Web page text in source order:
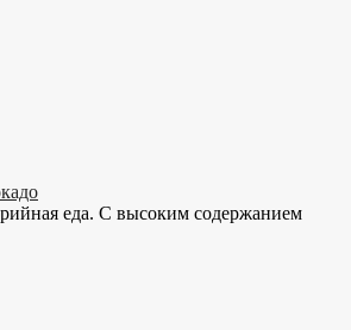
еда. С высоким содержанием